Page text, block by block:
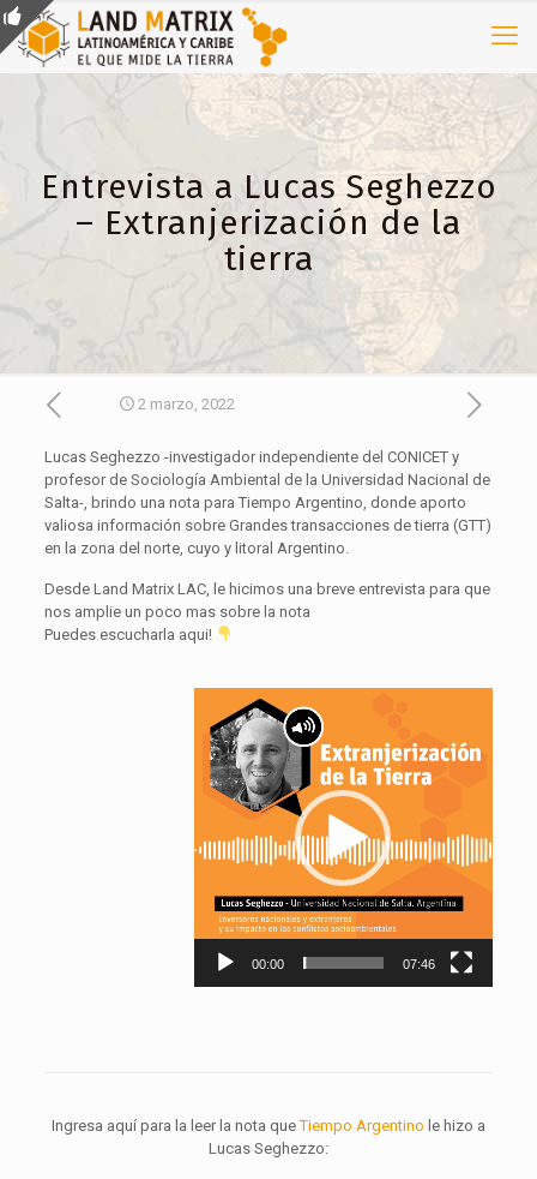
Entrevista a Lucas Seghezzo
– Extranjerización de la
tierra
2 marzo, 2022
Lucas Seghezzo -investigador independiente del CONICET y
profesor de Sociología Ambiental de la Universidad Nacional de
Salta-, brindo una nota para Tiempo Argentino, donde aporto
valiosa información sobre Grandes transacciones de tierra (GTT)
en la zona del norte, cuyo y litoral Argentino.
Desde Land Matrix LAC, le hicimos una breve entrevista para que
nos amplie un poco mas sobre la nota
Puedes escucharla aqui!
Reproductor
vídeo
00:00 07:46
Ingresa aquí para la leer la nota queTiempo Argentino le hizo a
Lucas Seghezzo: